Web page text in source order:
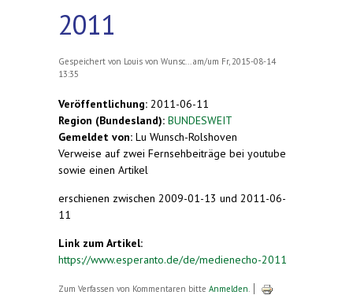
2011
Gespeichert von Louis von Wunsc...
am/um Fr, 2015-08-14
13:35
Veröffentlichung: 2011-06-11
Region (Bundesland): BUNDESWEIT
Gemeldet von: Lu Wunsch-Rolshoven
Verweise auf zwei Fernsehbeiträge bei youtube
sowie einen Artikel
erschienen zwischen 2009-01-13 und 2011-06-
11
Link zum Artikel:
https://www.esperanto.de/de/medienecho-2011
Zum Verfassen von Kommentaren bitte Anmelden